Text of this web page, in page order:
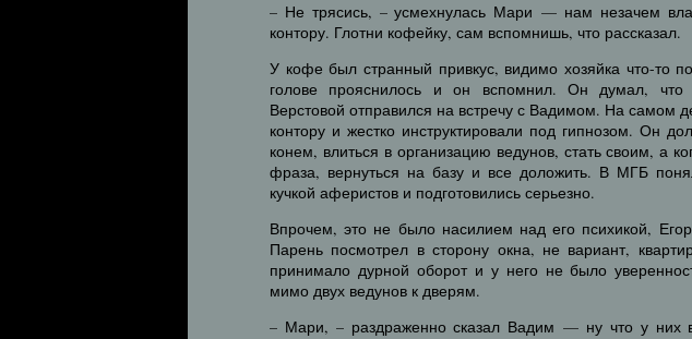
– Не трясись, – усмехнулась Мари — нам незачем
контору. Глотни кофейку, сам вспомнишь, что рассказал.
У кофе был странный привкус, видимо хозяйка что-то
голове прояснилось и он вспомнил. Он думал, что
Верстовой отправился на встречу с Вадимом. На самом
контору и жестко инструктировали под гипнозом. Он
конем, влиться в организацию ведунов, стать своим, а
фраза, вернуться на базу и все доложить. В МГБ
кучкой аферистов и подготовились серьезно.
Впрочем, это не было насилием над его психикой,
Парень посмотрел в сторону окна, не вариант,
принимало дурной оборот и у него не было
мимо двух ведунов к дверям.
– Мари, – раздраженно сказал Вадим — ну что у них